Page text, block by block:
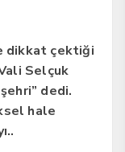
dikkat çektiği
Selçuk
dedi.
hale